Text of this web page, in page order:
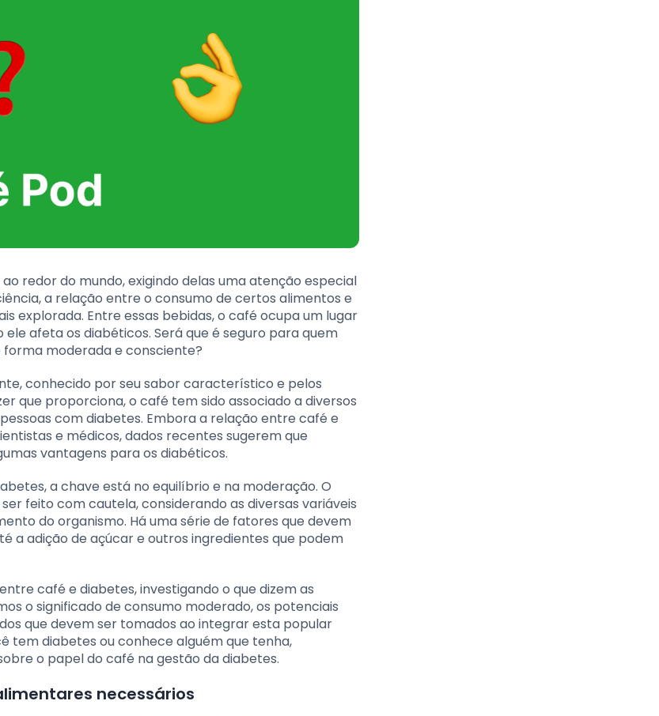
redor do mundo, exigindo delas uma atenção especial
a relação entre o consumo de certos alimentos e
explorada. Entre essas bebidas, o café ocupa um lugar
afeta os diabéticos. Será que é seguro para quem
forma moderada e consciente?
conhecido por seu sabor característico e pelos
que proporciona, o café tem sido associado a diversos
com diabetes. Embora a relação entre café e
e médicos, dados recentes sugerem que
vantagens para os diabéticos.
a chave está no equilíbrio e na moderação. O
feito com cautela, considerando as diversas variáveis
do organismo. Há uma série de fatores que devem
a adição de açúcar e outros ingredientes que podem
café e diabetes, investigando o que dizem as
o significado de consumo moderado, os potenciais
que devem ser tomados ao integrar esta popular
tem diabetes ou conhece alguém que tenha,
o papel do café na gestão da diabetes.
necessários